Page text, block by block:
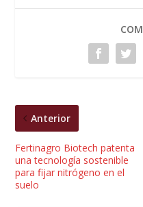
Anterior
Fertinagro Biotech patenta
una tecnología sostenible
para fijar nitrógeno en el
suelo